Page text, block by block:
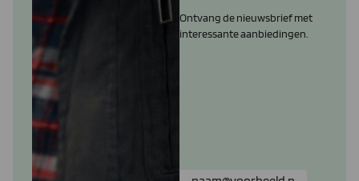
Ontvang de nieuwsbrief met
interessante aanbiedingen.